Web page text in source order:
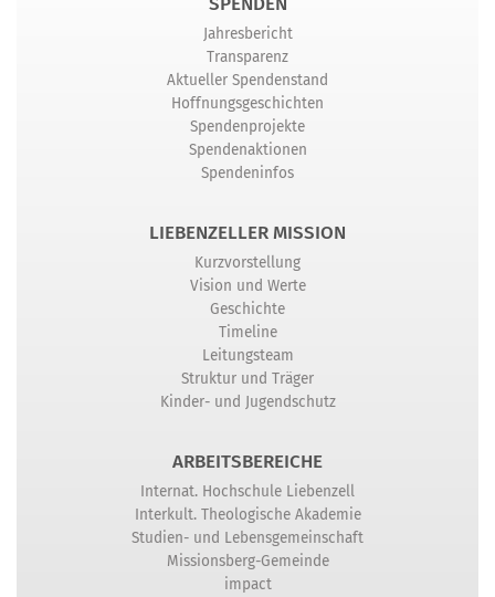
Jahresbericht
Transparenz
Aktueller Spendenstand
Hoffnungsgeschichten
Spendenprojekte
Spendenaktionen
Spendeninfos
LIEBENZELLER MISSION
Kurzvorstellung
Vision und Werte
Geschichte
Timeline
Leitungsteam
Struktur und Träger
Kinder- und Jugendschutz
ARBEITSBEREICHE
Internat. Hochschule Liebenzell
Interkult. Theologische Akademie
Studien- und Lebensgemeinschaft
Missionsberg-Gemeinde
impact